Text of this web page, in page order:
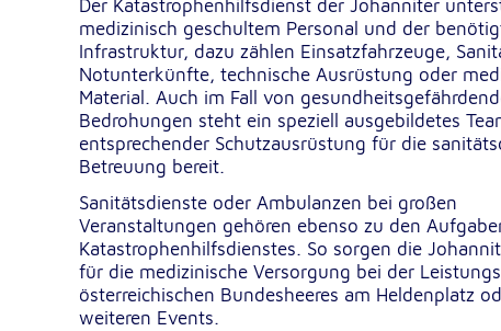
Der Katastrophenhilfsdienst der Johanniter
medizinisch geschultem Personal und der
Infrastruktur, dazu zählen Einsatzfahrzeuge,
Notunterkünfte, technische Ausrüstung oder
Material. Auch im Fall von
Bedrohungen steht ein speziell ausgebildetes
entsprechender Schutzausrüstung für die
Betreuung bereit.
Sanitätsdienste oder Ambulanzen bei großen
Veranstaltungen gehören ebenso zu den
Katastrophenhilfsdienstes. So sorgen die
für die medizinische Versorgung bei der
österreichischen Bundesheeres am Heldenplatz
weiteren Events.
Name: cookie_consent
Zweck:
Dieser Cookie speichert die
Einverständnis-Optionen des Benutzers
Cookie Laufzeit: 1 Jahr
Statistik
Statistik Cookies erfassen Informationen anonym. Diese
Informationen helfen uns zu verstehen, wie unsere
unsere Website nutzen.